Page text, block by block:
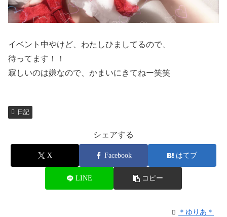
イベント中やけど、わたしひましてるので、
待ってます！！
寂しいのは嫌なので、かまいにきてねー笑笑
日記
シェアする
X Facebook はてブ
LINE コピー
＊ゆりあ＊